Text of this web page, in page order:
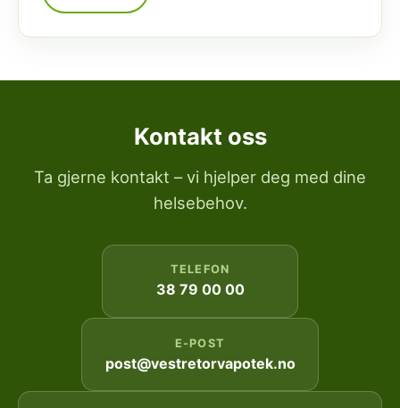
Kontakt oss
Ta gjerne kontakt – vi hjelper deg med dine
helsebehov.
TELEFON
38 79 00 00
E-POST
post@vestretorvapotek.no